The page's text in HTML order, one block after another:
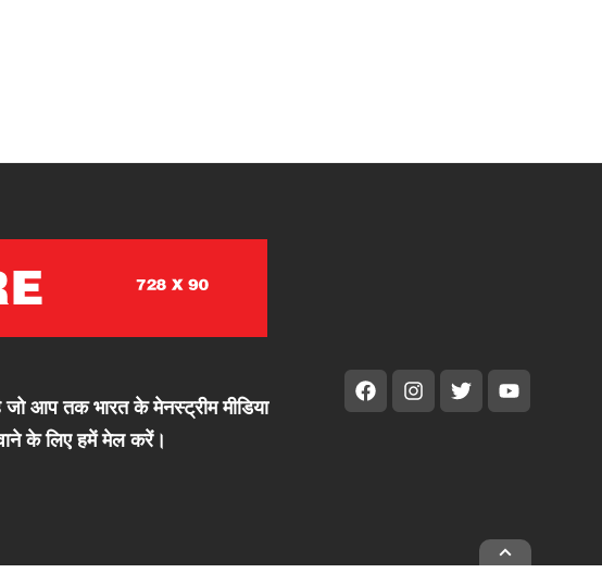
जो आप तक भारत के मेनस्ट्रीम मीडिया
के लिए हमें मेल करें।